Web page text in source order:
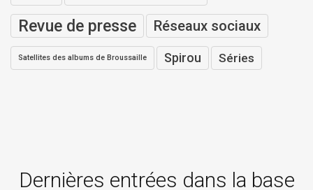
Revue de presse Réseaux sociaux
Satellites des albums de Broussaille Spirou Séries
Dernières entrées dans la base